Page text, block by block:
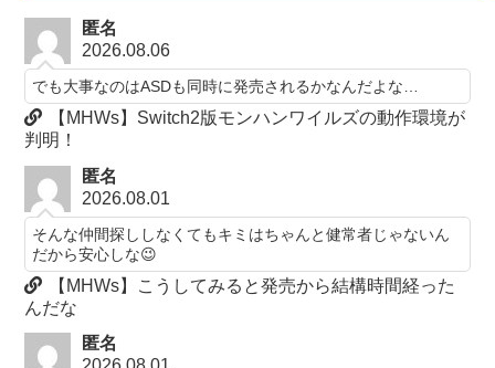
匿名
2026.08.06
でも大事なのはASDも同時に発売されるかなんだよな…
【MHWs】Switch2版モンハンワイルズの動作環境が
判明！
匿名
2026.08.01
そんな仲間探ししなくてもキミはちゃんと健常者じゃないん
だから安心しな😉
【MHWs】こうしてみると発売から結構時間経った
んだな
匿名